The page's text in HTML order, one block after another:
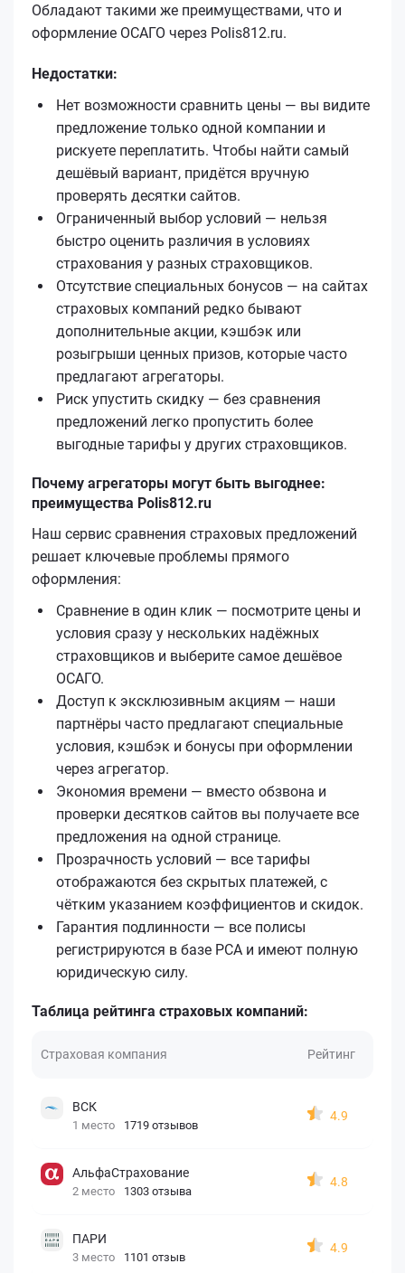
Обладают такими же преимуществами, что и
оформление ОСАГО через Polis812.ru.
Недостатки:
Нет возможности сравнить цены — вы видите
предложение только одной компании и
рискуете переплатить. Чтобы найти самый
дешёвый вариант, придётся вручную
проверять десятки сайтов.
Ограниченный выбор условий — нельзя
быстро оценить различия в условиях
страхования у разных страховщиков.
Отсутствие специальных бонусов — на сайтах
страховых компаний редко бывают
дополнительные акции, кэшбэк или
розыгрыши ценных призов, которые часто
предлагают агрегаторы.
Риск упустить скидку — без сравнения
предложений легко пропустить более
выгодные тарифы у других страховщиков.
Почему агрегаторы могут быть выгоднее:
преимущества Polis812.ru
Наш сервис сравнения страховых предложений
решает ключевые проблемы прямого
оформления:
Сравнение в один клик — посмотрите цены и
условия сразу у нескольких надёжных
страховщиков и выберите самое дешёвое
ОСАГО.
Доступ к эксклюзивным акциям — наши
партнёры часто предлагают специальные
условия, кэшбэк и бонусы при оформлении
через агрегатор.
Экономия времени — вместо обзвона и
проверки десятков сайтов вы получаете все
предложения на одной странице.
Прозрачность условий — все тарифы
отображаются без скрытых платежей, с
чётким указанием коэффициентов и скидок.
Гарантия подлинности — все полисы
регистрируются в базе РСА и имеют полную
юридическую силу.
Таблица рейтинга страховых компаний:
Страховая компания Рейтинг
ВСК
1 место 1719 отзывов
4.9
АльфаСтрахование
2 место 1303 отзыва
4.8
ПАРИ
3 место 1101 отзыв
4.9